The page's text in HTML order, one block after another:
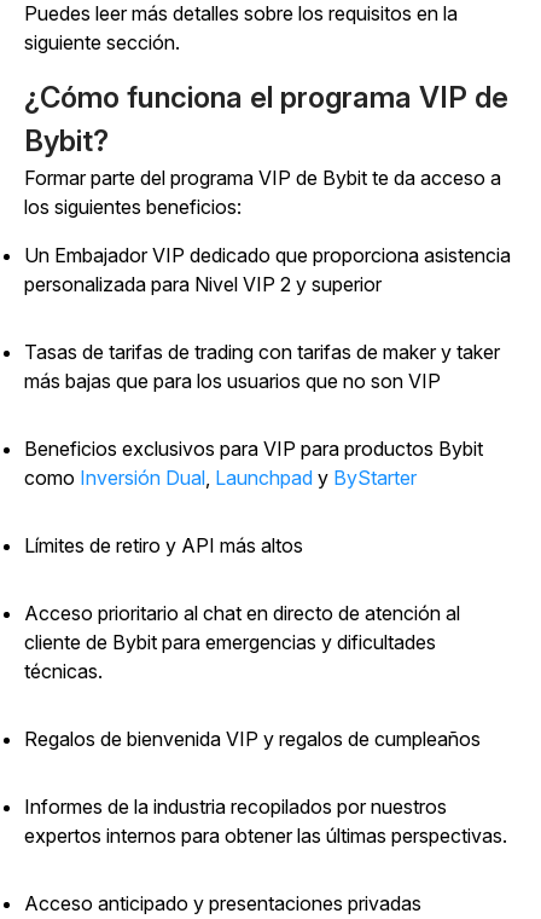
Puedes leer más detalles sobre los requisitos en la
siguiente sección.
¿Cómo funciona el programa VIP de
Bybit?
Formar parte del programa VIP de Bybit te da acceso a
los siguientes beneficios:
Un Embajador VIP dedicado que proporciona asistencia
personalizada para Nivel VIP 2 y superior
Tasas de tarifas de trading con tarifas de maker y taker
más bajas que para los usuarios que no son VIP
Beneficios exclusivos para VIP para productos Bybit
como Inversión Dual, Launchpad y ByStarter
Límites de retiro y API más altos
Acceso prioritario al chat en directo de atención al
cliente de Bybit para emergencias y dificultades
técnicas.
Regalos de bienvenida VIP y regalos de cumpleaños
Informes de la industria recopilados por nuestros
expertos internos para obtener las últimas perspectivas.
Acceso anticipado y presentaciones privadas